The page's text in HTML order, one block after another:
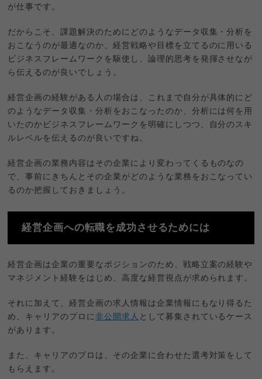
が仕事です。
だからこそ、課題解決のためにどのようなデータ収集・分析を
おこなうのが最適なのか、経営戦略や目標を立てるのに用いる
ビジネスフレームワークを駆使し、論理的思考を発揮させなが
ら伝えるのが良いでしょう。
経営企画の経験がある人の場合は、これまで自分が具体的にど
のようなデータ収集・分析をおこなったのか、分析には何を用
いたのかビジネスフレームワークを明確にしつつ、自分のスキ
ルレベルを伝えるのが良いですね。
経営企画の業務内容はその企業により変わってくるものなの
で、事前にきちんとその企業がどのような業務をおこなってい
るのか把握しておきましょう。
経営企画への転職を成功させるためには
経営企画は企業の重要なポジションのため、戦略立案の経験や
マネジメント経験をはじめ、高度な経営視点が求められます。
それに加えて、経営企画の求人情報は企業情報にもなり得るた
め、キャリアのプロに非公開求人 として募集されているケース
があります。
また、キャリアのプロは、その企業に合わせた選考対策をして
もらえます。